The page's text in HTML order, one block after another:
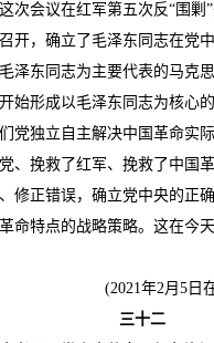
次会议在红军第五次反“围剿
开，确立了毛泽东同志在党
泽东同志为主要代表的马克
始形成以毛泽东同志为核心
党独立自主解决中国革命实
、挽救了红军、挽救了中国
修正错误，确立党中央的正
命特点的战略策略。这在今
(2021年2月5日
三十二